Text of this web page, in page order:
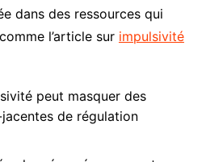
dans des ressources qui
l’article sur impulsivité
peut masquer des
de régulation